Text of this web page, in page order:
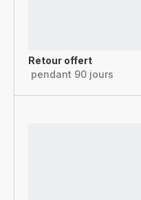
Retour offert
pendant 90 jours